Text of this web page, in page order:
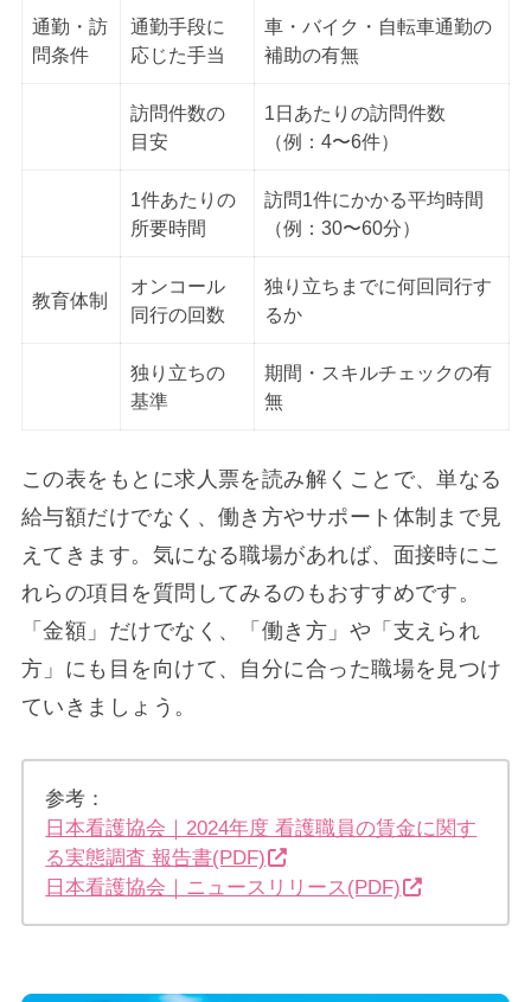
通勤・訪
問条件
通勤手段に
応じた手当
車・バイク・自転車通勤の
補助の有無
訪問件数の
目安
1日あたりの訪問件数
（例：4〜6件）
1件あたりの
所要時間
訪問1件にかかる平均時間
（例：30〜60分）
教育体制
オンコール
同行の回数
独り立ちまでに何回同行す
るか
独り立ちの
基準
期間・スキルチェックの有
無
この表をもとに求人票を読み解くことで、単なる
給与額だけでなく、働き方やサポート体制まで見
えてきます。気になる職場があれば、面接時にこ
れらの項目を質問してみるのもおすすめです。
「金額」だけでなく、「働き方」や「支えられ
方」にも目を向けて、自分に合った職場を見つけ
ていきましょう。
参考：
日本看護協会｜2024年度 看護職員の賃金に関す
る実態調査 報告書(PDF)
日本看護協会｜ニュースリリース(PDF)